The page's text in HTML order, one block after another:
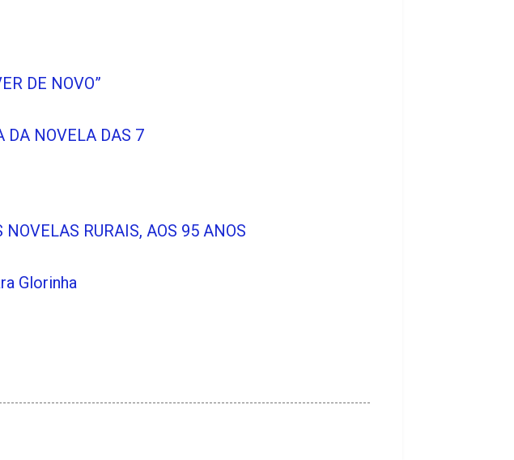
DE NOVO”
DA NOVELA DAS 7
RURAIS, AOS 95 ANOS
Glorinha